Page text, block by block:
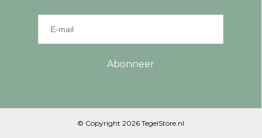
Abonneer
© Copyright 2026 TegelStore.nl